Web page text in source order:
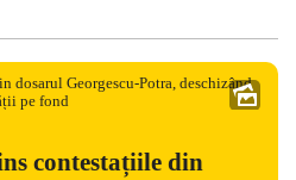
contestațiile din